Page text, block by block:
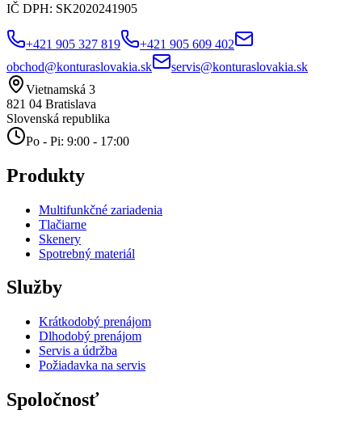
IČ DPH: SK2020241905
+421 905 327 819
+421 905 609 402
obchod@konturaslovakia.sk
servis@konturaslovakia.sk
Vietnamská 3
821 04 Bratislava
Slovenská republika
Po - Pi: 9:00 - 17:00
Produkty
Multifunkčné zariadenia
Tlačiarne
Skenery
Spotrebný materiál
Služby
Krátkodobý prenájom
Dlhodobý prenájom
Servis a údržba
Požiadavka na servis
Spoločnosť